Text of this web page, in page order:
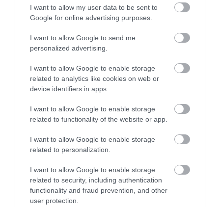
I want to allow my user data to be sent to
Google for online advertising purposes.
I want to allow Google to send me
personalized advertising.
I want to allow Google to enable storage
related to analytics like cookies on web or
device identifiers in apps.
I want to allow Google to enable storage
related to functionality of the website or app.
I want to allow Google to enable storage
related to personalization.
I want to allow Google to enable storage
related to security, including authentication
functionality and fraud prevention, and other
user protection.